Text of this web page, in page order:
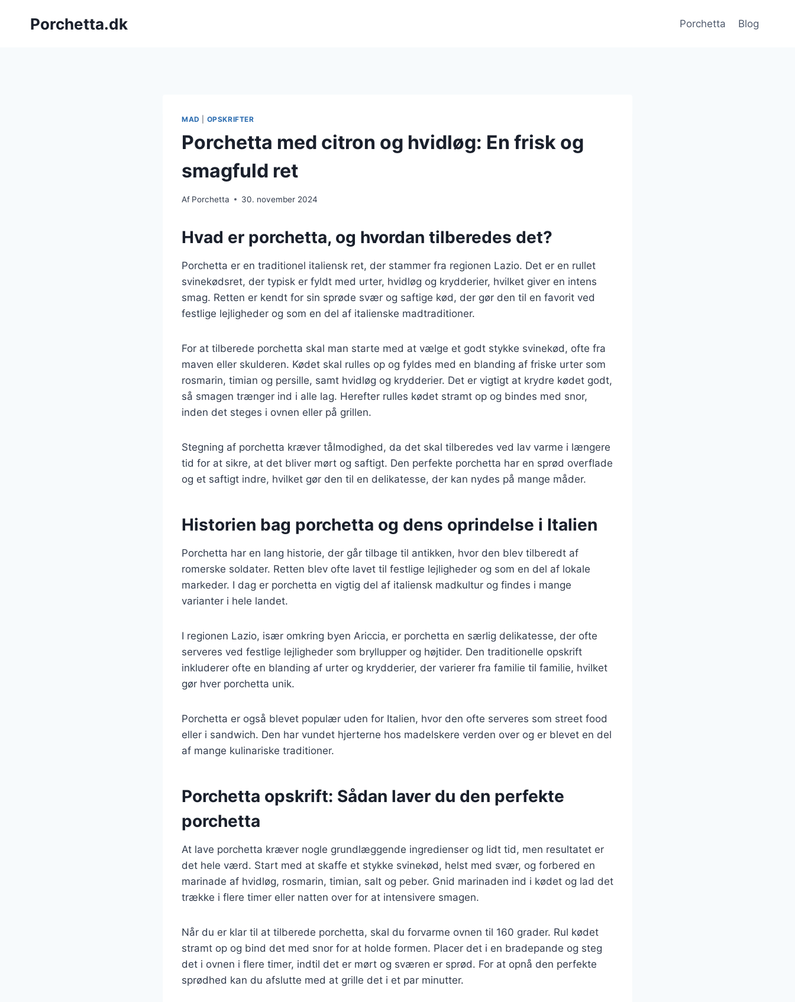
Porchetta.dk Porchetta Blog
MAD OPSKRIFTER
Porchetta med citron og hvidløg: En frisk og
smagfuld ret
Af Porchetta 30. november 2024
Hvad er porchetta, og hvordan tilberedes det?
Porchetta er en traditionel italiensk ret, der stammer fra regionen Lazio. Det er en rullet
svinekødsret, der typisk er fyldt med urter, hvidløg og krydderier, hvilket giver en intens
smag. Retten er kendt for sin sprøde svær og saftige kød, der gør den til en favorit ved
festlige lejligheder og som en del af italienske madtraditioner.
For at tilberede porchetta skal man starte med at vælge et godt stykke svinekød, ofte fra
maven eller skulderen. Kødet skal rulles op og fyldes med en blanding af friske urter som
rosmarin, timian og persille, samt hvidløg og krydderier. Det er vigtigt at krydre kødet godt,
så smagen trænger ind i alle lag. Herefter rulles kødet stramt op og bindes med snor,
inden det steges i ovnen eller på grillen.
Stegning af porchetta kræver tålmodighed, da det skal tilberedes ved lav varme i længere
tid for at sikre, at det bliver mørt og saftigt. Den perfekte porchetta har en sprød overflade
og et saftigt indre, hvilket gør den til en delikatesse, der kan nydes på mange måder.
Historien bag porchetta og dens oprindelse i Italien
Porchetta har en lang historie, der går tilbage til antikken, hvor den blev tilberedt af
romerske soldater. Retten blev ofte lavet til festlige lejligheder og som en del af lokale
markeder. I dag er porchetta en vigtig del af italiensk madkultur og findes i mange
varianter i hele landet.
I regionen Lazio, især omkring byen Ariccia, er porchetta en særlig delikatesse, der ofte
serveres ved festlige lejligheder som bryllupper og højtider. Den traditionelle opskrift
inkluderer ofte en blanding af urter og krydderier, der varierer fra familie til familie, hvilket
gør hver porchetta unik.
Porchetta er også blevet populær uden for Italien, hvor den ofte serveres som street food
eller i sandwich. Den har vundet hjerterne hos madelskere verden over og er blevet en del
af mange kulinariske traditioner.
Porchetta opskrift: Sådan laver du den perfekte
porchetta
At lave porchetta kræver nogle grundlæggende ingredienser og lidt tid, men resultatet er
det hele værd. Start med at skaffe et stykke svinekød, helst med svær, og forbered en
marinade af hvidløg, rosmarin, timian, salt og peber. Gnid marinaden ind i kødet og lad det
trække i flere timer eller natten over for at intensivere smagen.
Når du er klar til at tilberede porchetta, skal du forvarme ovnen til 160 grader. Rul kødet
stramt op og bind det med snor for at holde formen. Placer det i en bradepande og steg
det i ovnen i flere timer, indtil det er mørt og sværen er sprød. For at opnå den perfekte
sprødhed kan du afslutte med at grille det i et par minutter.